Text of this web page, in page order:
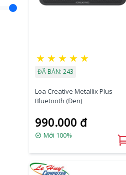
★ ★ ★ ★ ★
ĐÃ BÁN: 243
Loa Creative Metallix Plus
Bluetooth (Đen)
990.000 đ
Mới 100%